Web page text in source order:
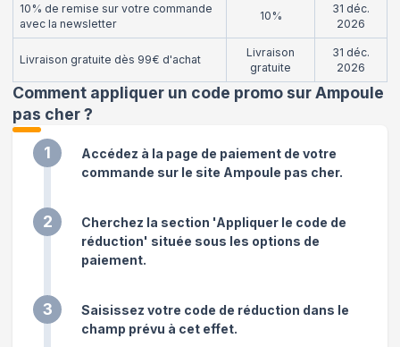
10% de remise sur votre commande
avec la newsletter
10%
31 déc.
2026
Livraison gratuite dès 99€ d'achat
Livraison
gratuite
31 déc.
2026
Comment appliquer un code promo sur Ampoule
pas cher?
1
Accédez à la page de paiement de votre
commande sur le site Ampoule pas cher.
2
Cherchez la section 'Appliquer le code de
réduction' située sous les options de
paiement.
3
Saisissez votre code de réduction dans le
champ prévu à cet effet.